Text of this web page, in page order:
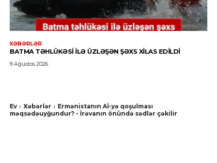
XƏBƏRLƏR
BATMA TƏHLÜKƏSI ILƏ ÜZLƏŞƏN ŞƏXS XILAS EDILDI
9 Ağustos 2026